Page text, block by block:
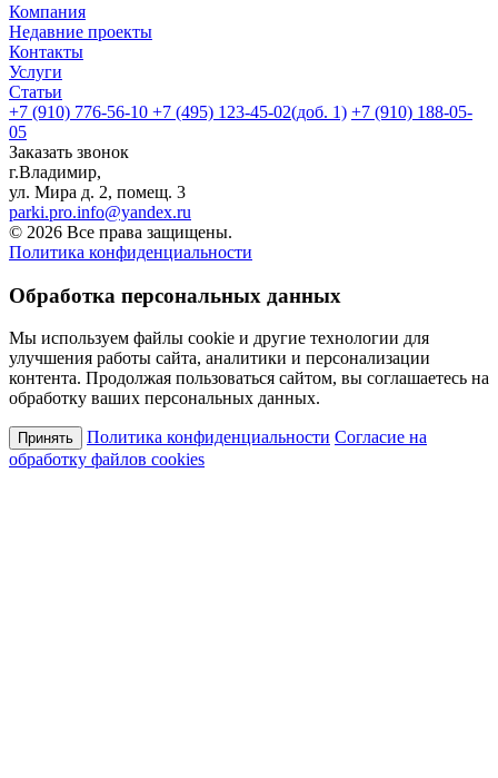
Компания
Недавние проекты
Контакты
Услуги
Статьи
+7 (910) 776-56-10‬ +7 (495) 123-45-02(доб. 1) +7 (910) 188-05-
05
Заказать звонок
г.Владимир,
ул. Мира д. 2, помещ. 3
parki.pro.info@yandex.ru
© 2026 Все права защищены.
Политика конфиденциальности
Обработка персональных данных
Мы используем файлы cookie и другие технологии для
улучшения работы сайта, аналитики и персонализации
контента. Продолжая пользоваться сайтом, вы соглашаетесь на
обработку ваших персональных данных.
Принять Политика конфиденциальности Согласие на
обработку файлов cookies